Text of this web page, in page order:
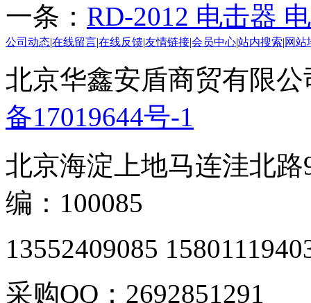
一条： RD-2012 电击器
公司动态|在线留言|在线反馈|友情链接|会员中心|站内搜索|网站
北京华鑫安盾商贸有限
备17019644号-1
北京海淀上地马连洼北
编：100085
13552409085
采购QQ：2692851291